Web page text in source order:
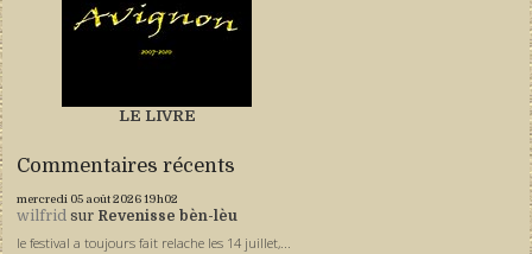
LE LIVRE
Commentaires récents
mercredi 05 août 202619h02
wilfrid sur Revenisse bèn-lèu
le festival a toujours fait relache les 14 juillet,...